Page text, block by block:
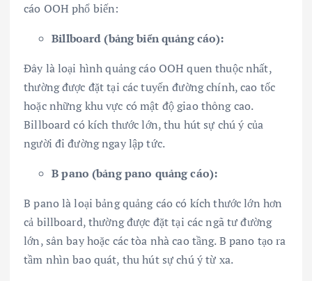
cáo OOH phổ biến:
Billboard (bảng biển quảng cáo):
Đây là loại hình quảng cáo OOH quen thuộc nhất,
thường được đặt tại các tuyến đường chính, cao tốc
hoặc những khu vực có mật độ giao thông cao.
Billboard có kích thước lớn, thu hút sự chú ý của
người đi đường ngay lập tức.
B pano (bảng pano quảng cáo):
B pano là loại bảng quảng cáo có kích thước lớn hơn
cả billboard, thường được đặt tại các ngã tư đường
lớn, sân bay hoặc các tòa nhà cao tầng. B pano tạo ra
tầm nhìn bao quát, thu hút sự chú ý từ xa.